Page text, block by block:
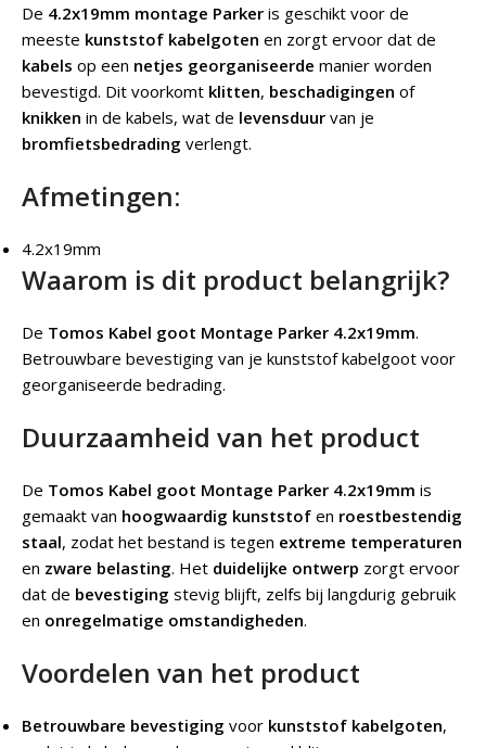
De 4.2x19mm montage Parker is geschikt voor de
meeste kunststof kabelgoten en zorgt ervoor dat de
kabels op een netjes georganiseerde manier worden
bevestigd. Dit voorkomt klitten, beschadigingen of
knikken in de kabels, wat de levensduur van je
bromfietsbedrading verlengt.
Afmetingen:
4.2x19mm
Waarom is dit product belangrijk?
De Tomos Kabel goot Montage Parker 4.2x19mm.
Betrouwbare bevestiging van je kunststof kabelgoot voor
georganiseerde bedrading.
Duurzaamheid van het product
De Tomos Kabel goot Montage Parker 4.2x19mm is
gemaakt van hoogwaardig kunststof en roestbestendig
staal, zodat het bestand is tegen extreme temperaturen
en zware belasting. Het duidelijke ontwerp zorgt ervoor
dat de bevestiging stevig blijft, zelfs bij langdurig gebruik
en onregelmatige omstandigheden.
Voordelen van het product
Betrouwbare bevestiging voor kunststof kabelgoten,